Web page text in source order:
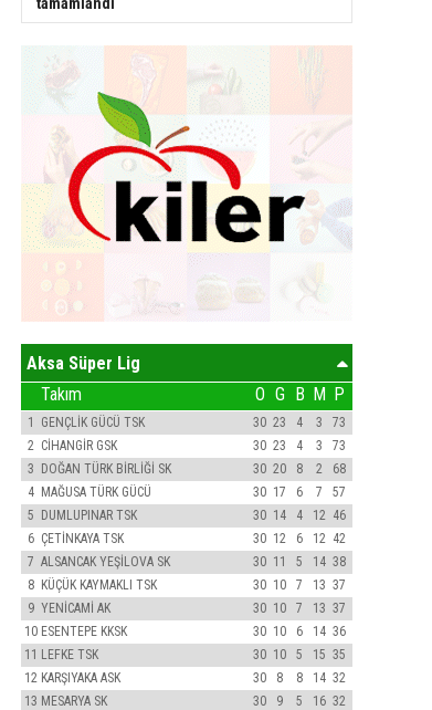
Aksa Süper Lig
Takım O G B M P
1 GENÇLİK GÜCÜ TSK 30 23 4 3
73
2 CİHANGİR GSK 30 23 4 3
73
3 DOĞAN TÜRK BİRLİĞİ SK 30 20 8 2
68
4 MAĞUSA TÜRK GÜCÜ 30 17 6 7
57
5 DUMLUPINAR TSK 30 14 4 12 46
6 ÇETİNKAYA TSK 30 12 6 12 42
7 ALSANCAK YEŞİLOVA SK 30 11 5 14 38
8 KÜÇÜK KAYMAKLI TSK 30 10 7 13 37
9 YENİCAMİ AK 30 10 7 13 37
10 ESENTEPE KKSK 30 10 6 14 36
11 LEFKE TSK 30 10 5 15 35
12 KARŞIYAKA ASK 30 8 8 14 32
13 MESARYA SK 30 9 5 16 32